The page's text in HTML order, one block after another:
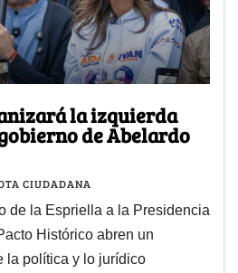
la izquierda
de Abelardo
CIUDADANA
de la Espriella a la Presidencia
Histórico abren un
la política y lo jurídico